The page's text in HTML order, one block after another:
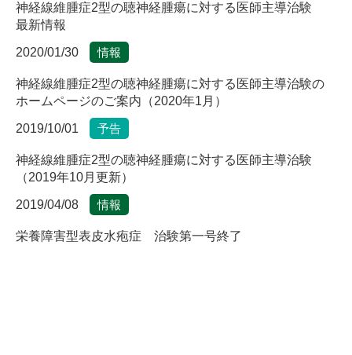
神経線維腫症2型の聴神経腫瘍に対する医師主導治験
最新情報
2020/01/30 情報
神経線維腫症2型の聴神経腫瘍に対する医師主導治験の
ホームページのご案内（2020年1月）
2019/10/01 予告
神経線維腫症2型の聴神経腫瘍に対する医師主導治験
（2019年10月更新）
2019/04/08 情報
栄養障害型表皮水疱症 治験第一号終了